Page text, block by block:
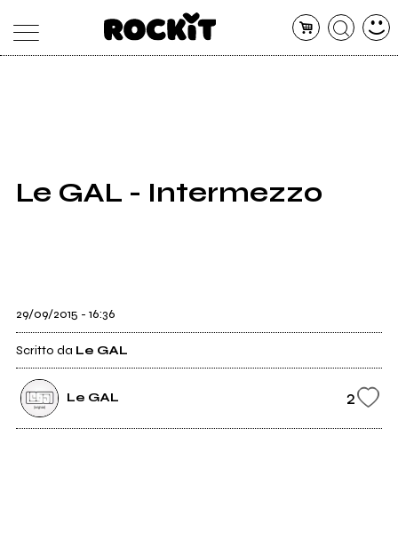
SHOP
Le GAL - Intermezzo
29/09/2015 - 16:36
Scritto da Le GAL
Le GAL 2